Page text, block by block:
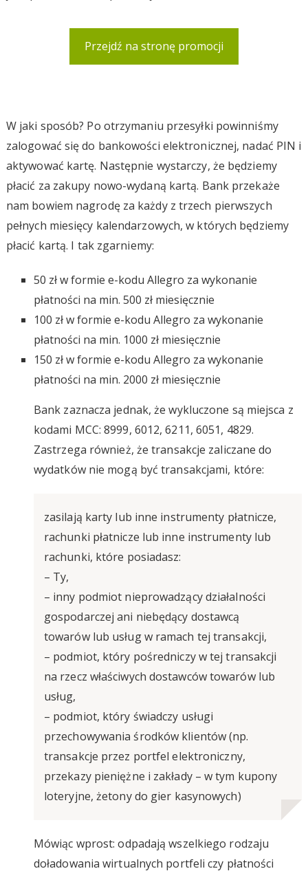
Przejdź na stronę promocji
W jaki sposób? Po otrzymaniu przesyłki powinniśmy
zalogować się do bankowości elektronicznej, nadać PIN i
aktywować kartę. Następnie wystarczy, że będziemy
płacić za zakupy nowo-wydaną kartą. Bank przekaże
nam bowiem nagrodę za każdy z trzech pierwszych
pełnych miesięcy kalendarzowych, w których będziemy
płacić kartą. I tak zgarniemy:
50 zł w formie e-kodu Allegro za wykonanie
płatności na min. 500 zł miesięcznie
100 zł w formie e-kodu Allegro za wykonanie
płatności na min. 1000 zł miesięcznie
150 zł w formie e-kodu Allegro za wykonanie
płatności na min. 2000 zł miesięcznie
Bank zaznacza jednak, że wykluczone są miejsca z
kodami MCC: 8999, 6012, 6211, 6051, 4829.
Zastrzega również, że transakcje zaliczane do
wydatków nie mogą być transakcjami, które:
zasilają karty lub inne instrumenty płatnicze,
rachunki płatnicze lub inne instrumenty lub
rachunki, które posiadasz:
– Ty,
– inny podmiot nieprowadzący działalności
gospodarczej ani niebędący dostawcą
towarów lub usług w ramach tej transakcji,
– podmiot, który pośredniczy w tej transakcji
na rzecz właściwych dostawców towarów lub
usług,
– podmiot, który świadczy usługi
przechowywania środków klientów (np.
transakcje przez portfel elektroniczny,
przekazy pieniężne i zakłady – w tym kupony
loteryjne, żetony do gier kasynowych)
Mówiąc wprost: odpadają wszelkiego rodzaju
doładowania wirtualnych portfeli czy płatności